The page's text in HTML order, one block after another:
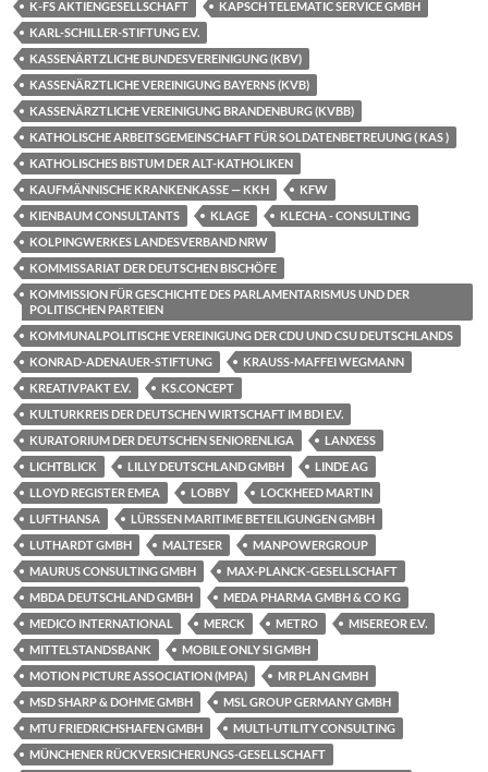
K-FS AKTIENGESELLSCHAFT
KAPSCH TELEMATIC SERVICE GMBH
KARL-SCHILLER-STIFTUNG E.V.
KASSENÄRTZLICHE BUNDESVEREINIGUNG (KBV)
KASSENÄRZTLICHE VEREINIGUNG BAYERNS (KVB)
KASSENÄRZTLICHE VEREINIGUNG BRANDENBURG (KVBB)
KATHOLISCHE ARBEITSGEMEINSCHAFT FÜR SOLDATENBETREUUNG ( KAS )
KATHOLISCHES BISTUM DER ALT-KATHOLIKEN
KAUFMÄNNISCHE KRANKENKASSE — KKH
KFW
KIENBAUM CONSULTANTS
KLAGE
KLECHA - CONSULTING
KOLPINGWERKES LANDESVERBAND NRW
KOMMISSARIAT DER DEUTSCHEN BISCHÖFE
KOMMISSION FÜR GESCHICHTE DES PARLAMENTARISMUS UND DER
POLITISCHEN PARTEIEN
KOMMUNALPOLITISCHE VEREINIGUNG DER CDU UND CSU DEUTSCHLANDS
KONRAD-ADENAUER-STIFTUNG
KRAUSS-MAFFEI WEGMANN
KREATIVPAKT E.V.
KS.CONCEPT
KULTURKREIS DER DEUTSCHEN WIRTSCHAFT IM BDI E.V.
KURATORIUM DER DEUTSCHEN SENIORENLIGA
LANXESS
LICHTBLICK
LILLY DEUTSCHLAND GMBH
LINDE AG
LLOYD REGISTER EMEA
LOBBY
LOCKHEED MARTIN
LUFTHANSA
LÜRSSEN MARITIME BETEILIGUNGEN GMBH
LUTHARDT GMBH
MALTESER
MANPOWERGROUP
MAURUS CONSULTING GMBH
MAX-PLANCK-GESELLSCHAFT
MBDA DEUTSCHLAND GMBH
MEDA PHARMA GMBH & CO KG
MEDICO INTERNATIONAL
MERCK METRO
MISEREOR E.V.
MITTELSTANDSBANK
MOBILE ONLY SI GMBH
MOTION PICTURE ASSOCIATION (MPA)
MR PLAN GMBH
MSD SHARP & DOHME GMBH
MSL GROUP GERMANY GMBH
MTU FRIEDRICHSHAFEN GMBH
MULTI-UTILITY CONSULTING
MÜNCHENER RÜCKVERSICHERUNGS-GESELLSCHAFT